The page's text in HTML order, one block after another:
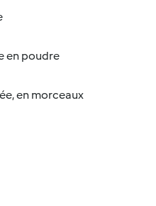
en poudre
en morceaux